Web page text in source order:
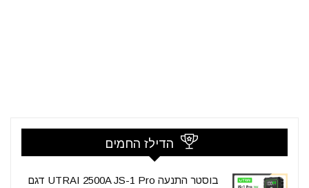
הדילז החמים
בוסטר התנעה UTRAI 2500A JS-1 Pro דגם